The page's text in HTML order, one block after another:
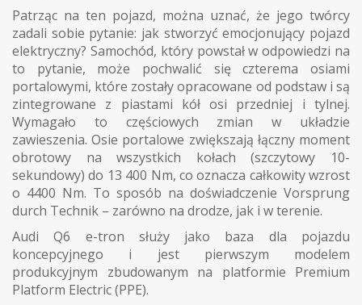
Patrząc na ten pojazd, można uznać, że jego twórcy
zadali sobie pytanie: jak stworzyć emocjonujący pojazd
elektryczny? Samochód, który powstał w odpowiedzi na
to pytanie, może pochwalić się czterema osiami
portalowymi, które zostały opracowane od podstaw i są
zintegrowane z piastami kół osi przedniej i tylnej.
Wymagało to częściowych zmian w układzie
zawieszenia. Osie portalowe zwiększają łączny moment
obrotowy na wszystkich kołach (szczytowy 10-
sekundowy) do 13 400 Nm, co oznacza całkowity wzrost
o 4400 Nm. To sposób na doświadczenie Vorsprung
durch Technik – zarówno na drodze, jak i w terenie.
Audi Q6 e-tron służy jako baza dla pojazdu
koncepcyjnego i jest pierwszym modelem
produkcyjnym zbudowanym na platformie Premium
Platform Electric (PPE).